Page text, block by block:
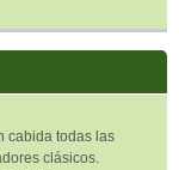
cabida todas las
clásicos.